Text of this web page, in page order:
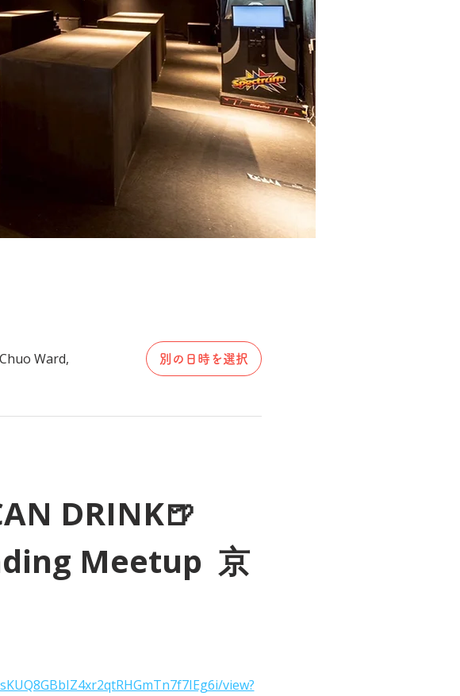
Ward,
別の日時を選択
DRINK🍺
Meetup  京
view?